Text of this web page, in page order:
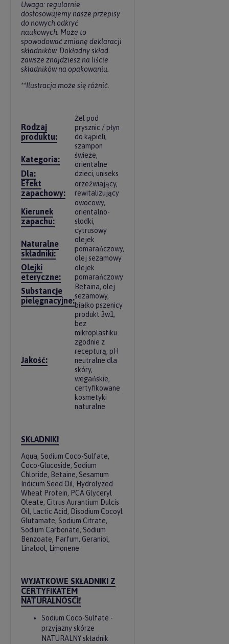
Uwaga: regularnie
dostosowujemy nasze przepisy
do nowych odkryć
naukowych. Może to
spowodować zmianę deklaracji
składników. Dokładny skład
zawsze znajdziesz na liście
składników na opakowaniu.
**Ilustracja może się różnić.
Rodzaj
produktu:
Żel pod
prysznic / płyn
do kąpieli,
szampon
Kategoria:
świeże,
orientalne
Dla: dzieci, uniseks
Efekt
zapachowy:
orzeźwiający,
rewitalizujący
Kierunek
zapachu:
owocowy,
orientalno-
słodki,
cytrusowy
Naturalne
składniki:
olejek
pomarańczowy,
olej sezamowy
Olejki
eteryczne:
olejek
pomarańczowy
Substancje
pielęgnacyjne:
Betaina, olej
sezamowy,
białko pszenicy
Jakość:
produkt 3w1,
bez
mikroplastiku
zgodnie z
recepturą, pH
neutralne dla
skóry,
wegańskie,
certyfikowane
kosmetyki
naturalne
SKŁADNIKI
Aqua, Sodium Coco-Sulfate,
Coco-Glucoside, Sodium
Chloride, Betaine, Sesamum
Indicum Seed Oil, Hydrolyzed
Wheat Protein, PCA Glyceryl
Oleate, Citrus Aurantium Dulcis
Oil, Lactic Acid, Disodium Cocoyl
Glutamate, Sodium Citrate,
Sodium Carbonate, Sodium
Benzoate, Parfum, Geraniol,
Linalool, Limonene
WYJATKOWE SKŁADNIKI Z
CERTYFIKATEM
NATURALNOŚCI!
Sodium Coco-Sulfate -
przyjazny skórze
NATURALNY składnik